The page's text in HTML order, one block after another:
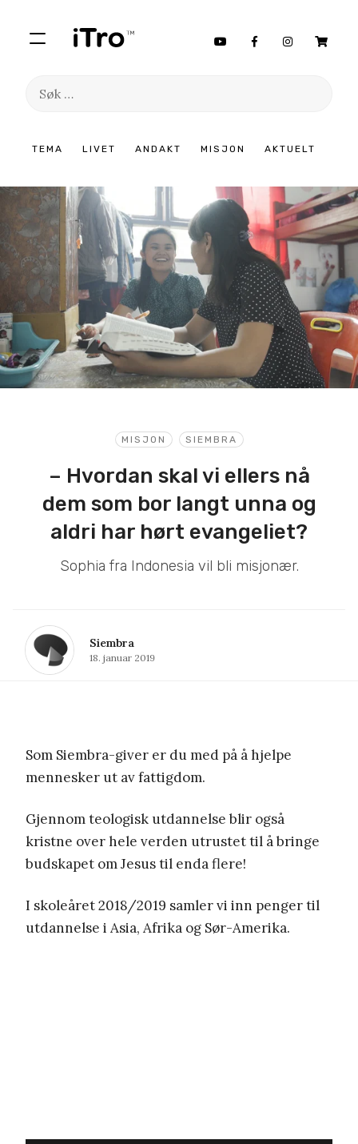
TEMA LIVET ANDAKT MISJON AKTUELT
Søk
innhold
MISJON SIEMBRA
– Hvordan skal vi ellers nå
dem som bor langt unna og
aldri har hørt evangeliet?
Sophia fra Indonesia vil bli misjonær.
Siembra
18. januar 2019
Som Siembra-giver er du med på å hjelpe
mennesker ut av fattigdom.
Gjennom teologisk utdannelse blir også
kristne over hele verden utrustet til å bringe
budskapet om Jesus til enda flere!
I skoleåret 2018/2019 samler vi inn penger til
utdannelse i Asia, Afrika og Sør-Amerika.